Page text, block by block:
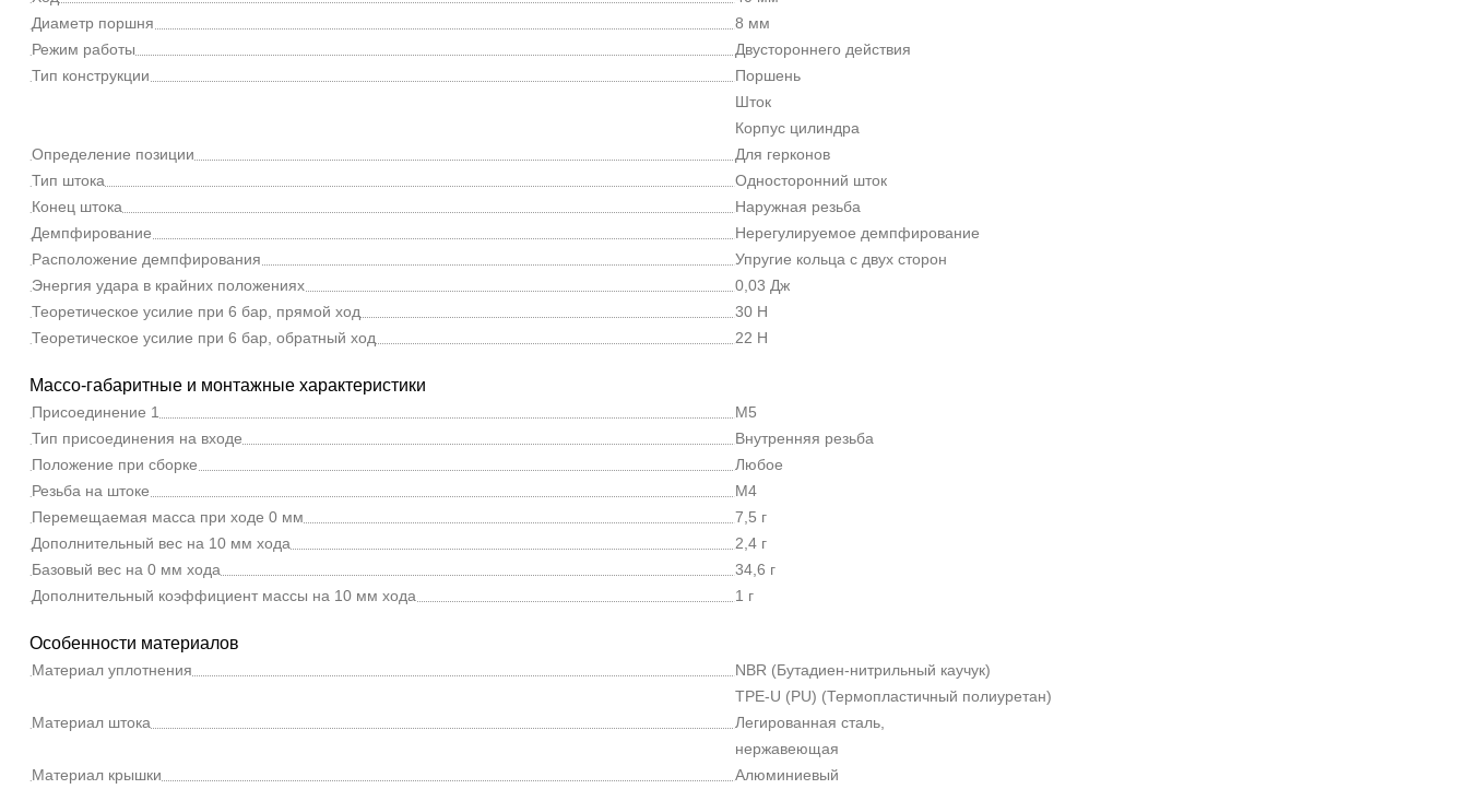
Диаметр поршня
8 мм
Режим работы
Двустороннего действия
Тип конструкции
Поршень
Шток
Корпус цилиндра
Определение позиции
Для герконов
Тип штока
Односторонний шток
Конец штока
Наружная резьба
Демпфирование
Нерегулируемое демпфирование
Расположение демпфирования
Упругие кольца с двух сторон
Энергия удара в крайних положениях
0,03 Дж
Теоретическое усилие при 6 бар, прямой ход
30 Н
Теоретическое усилие при 6 бар, обратный ход
22 Н
Массо-габаритные и монтажные характеристики
Присоединение 1
M5
Тип присоединения на входе
Внутренняя резьба
Положение при сборке
Любое
Резьба на штоке
M4
Перемещаемая масса при ходе 0 мм
7,5 г
Дополнительный вес на 10 мм хода
2,4 г
Базовый вес на 0 мм хода
34,6 г
Дополнительный коэффициент массы на 10 мм хода
1 г
Особенности материалов
Материал уплотнения
NBR (Бутадиен-нитрильный каучук)
TPE-U (PU) (Термопластичный полиуретан)
Материал штока
Легированная сталь,
нержавеющая
Материал крышки
Алюминиевый